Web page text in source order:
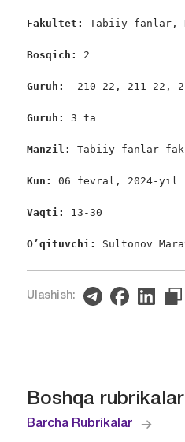
Fakultet: Tabiiy fanlar,
Bosqich: 2
Guruh: 210-22, 211-22,
Guruh: 3 ta
Manzil: Tabiiy fanlar
Kun: 06 fevral, 2024-yil
Vaqti: 13-30
O’qituvchi: Sultonov
Ulashish:
Boshqa
Barcha Rubrikalar